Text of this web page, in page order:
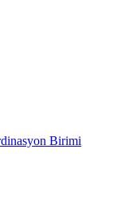
Birimi